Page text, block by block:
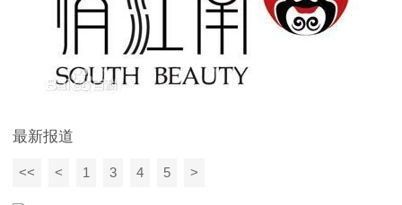
最新报道
<< < 1 3 4 5 >